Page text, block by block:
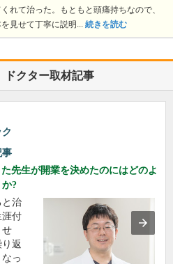
れて治った。もともと頭痛持ちなので、
見せて丁寧に説明... 続きを読む
ドクター取材記事
事
先生が開業を決めたのにはどのよ
?
と治
涯付
せ
返
っ